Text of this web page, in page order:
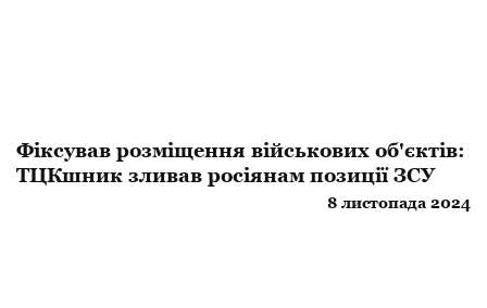
Фіксував розміщення військових об'єктів:
ТЦКшник зливав росіянам позиції ЗСУ
8 листопада 2024